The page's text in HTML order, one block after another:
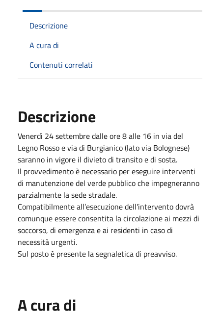
Descrizione
A cura di
Contenuti correlati
Descrizione
Venerdì 24 settembre dalle ore 8 alle 16 in via del
Legno Rosso e via di Burgianico (lato via Bolognese)
saranno in vigore il divieto di transito e di sosta.
Il provvedimento è necessario per eseguire interventi
di manutenzione del verde pubblico che impegneranno
parzialmente la sede stradale.
Compatibilmente all’esecuzione dell'intervento dovrà
comunque essere consentita la circolazione ai mezzi di
soccorso, di emergenza e ai residenti in caso di
necessità urgenti.
Sul posto è presente la segnaletica di preavviso.
A cura di